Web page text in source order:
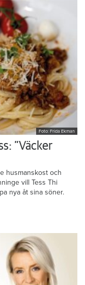
Foto: Frida Ekman
”Väcker
husmanskost och
vill Tess Thi
nya åt sina söner.